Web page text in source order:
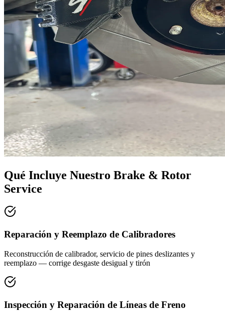
Qué Incluye Nuestro Brake & Rotor
Service
Reparación y Reemplazo de Calibradores
Reconstrucción de calibrador, servicio de pines deslizantes y
reemplazo — corrige desgaste desigual y tirón
Inspección y Reparación de Líneas de Freno